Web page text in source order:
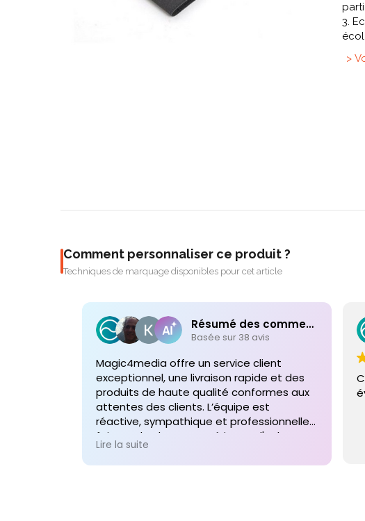
3.
>
Comment personnaliser ce produit ?
Techniques de marquage disponibles pour cet article
Résumé des commentaires
Basée sur 38 avis
Magic4media offre un service client
exceptionnel, une livraison rapide et des
produits de haute qualité conformes aux
attentes des clients. L’équipe est
réactive, sympathique et professionnelle,
faisant de chaque expérience d'achat un
plaisir. Je recommande vivement leurs
services pour toute commande future de
Lire la suite